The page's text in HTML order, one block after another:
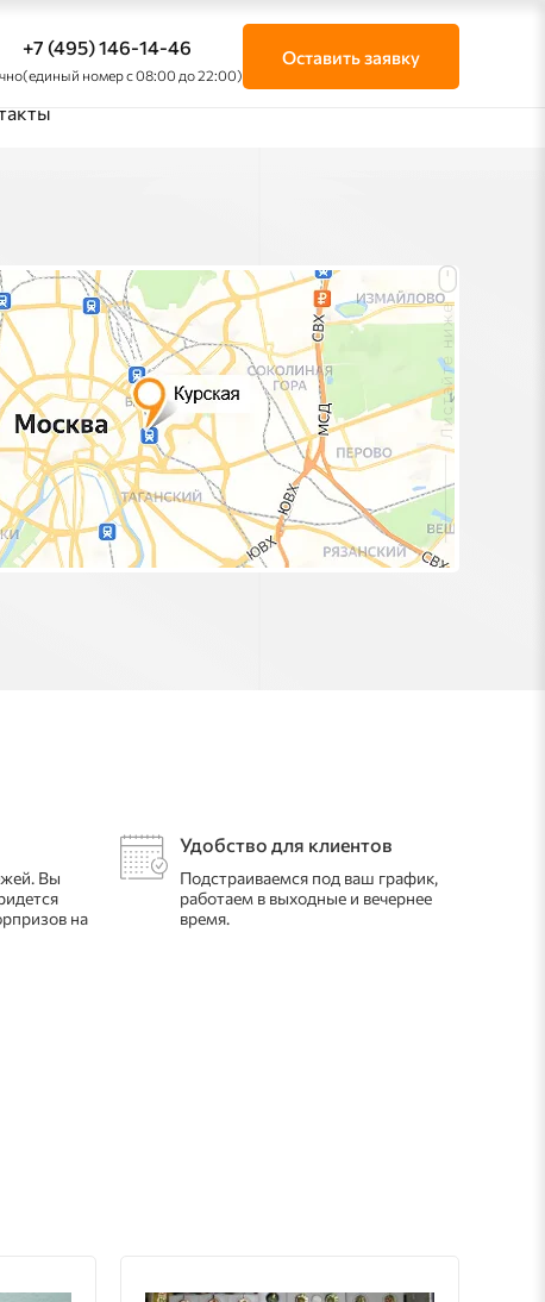
+7 (495) 146-14-46
(единый номер с 08:00 до 22:00)
Оставить заявку
Вы
на
Удобство для клиентов
Подстраиваемся под ваш график,
работаем в выходные и вечернее
время.